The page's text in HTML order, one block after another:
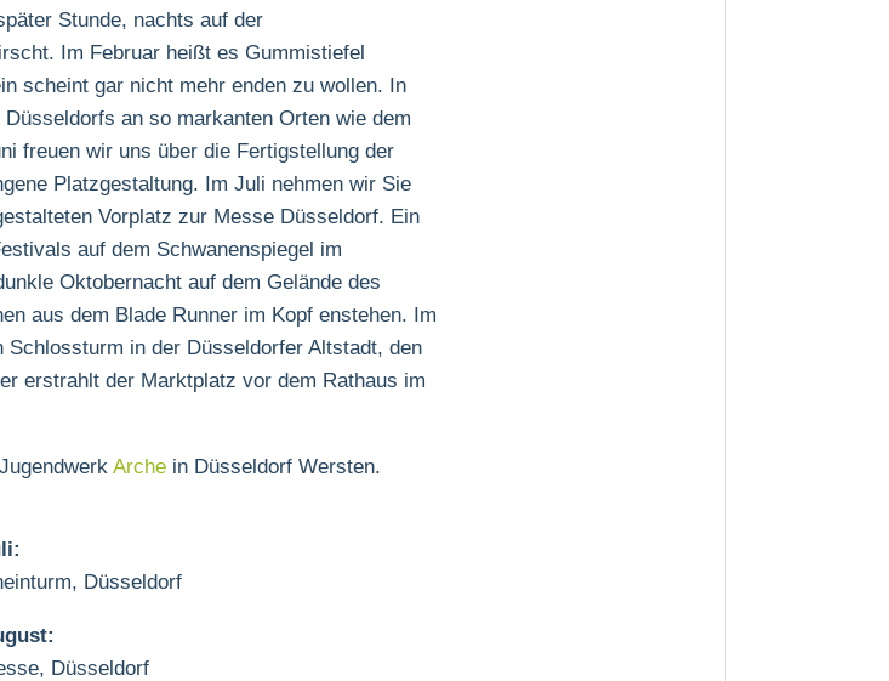
Stunde, nachts auf der
Im Februar heißt es Gummistiefel
scheint gar nicht mehr enden zu wollen. In
an so markanten Orten wie dem
freuen wir uns über die Fertigstellung der
Platzgestaltung. Im Juli nehmen wir Sie
Vorplatz zur Messe Düsseldorf. Ein
auf dem Schwanenspiegel im
Oktobernacht auf dem Gelände des
aus dem Blade Runner im Kopf enstehen. Im
in der Düsseldorfer Altstadt, den
erstrahlt der Marktplatz vor dem Rathaus im
Arche in Düsseldorf Wersten.
Düsseldorf
Düsseldorf